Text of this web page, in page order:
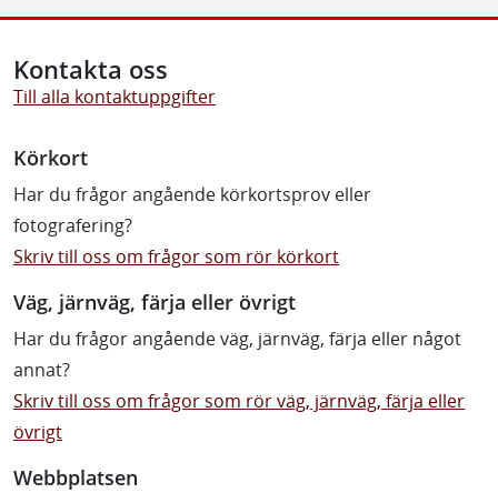
Kontakta oss
Till alla kontaktuppgifter
Körkort
Har du frågor angående körkortsprov eller
fotografering?
Skriv till oss om frågor som rör körkort
Väg, järnväg, färja eller övrigt
Har du frågor angående väg, järnväg, färja eller något
annat?
Skriv till oss om frågor som rör väg, järnväg, färja eller
övrigt
Webbplatsen